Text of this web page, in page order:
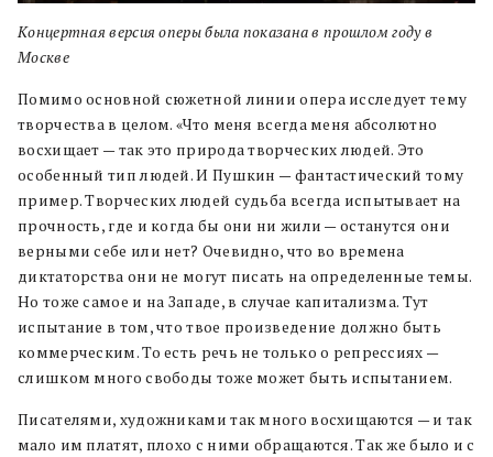
Концертная версия оперы была показана в прошлом году в
Москве
Помимо основной сюжетной линии опера исследует тему
творчества в целом. «Что меня всегда меня абсолютно
восхищает — так это природа творческих людей. Это
особенный тип людей. И Пушкин — фантастический тому
пример. Творческих людей судьба всегда испытывает на
прочность, где и когда бы они ни жили — останутся они
верными себе или нет? Очевидно, что во времена
диктаторства они не могут писать на определенные темы.
Но тоже самое и на Западе, в случае капитализма. Тут
испытание в том, что твое произведение должно быть
коммерческим. То есть речь не только о репрессиях —
слишком много свободы тоже может быть испытанием.
Писателями, художниками так много восхищаются — и так
мало им платят, плохо с ними обращаются. Так же было и с